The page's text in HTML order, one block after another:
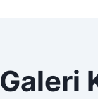
Galeri